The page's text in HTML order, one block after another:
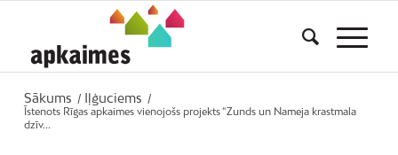
Sākums / Iļģuciems
/
Īstenots Rīgas apkaimes vienojošs projekts “Zunds un Nameja krastmala
dzīv...